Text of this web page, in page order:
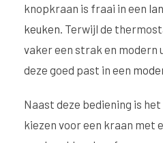
knopkraan is fraai in een
keuken . Terwijl de
vaker een strak en
deze goed past in een
Naast deze bediening is
kiezen voor een kraan met